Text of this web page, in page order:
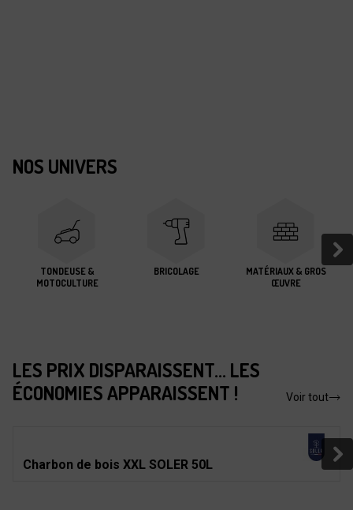
NOS UNIVERS
TONDEUSE &
MOTOCULTURE
BRICOLAGE
MATÉRIAUX & GROS
ŒUVRE
LES PRIX DISPARAISSENT... LES
ÉCONOMIES APPARAISSENT !
Voir tout
Charbon de bois XXL SOLER 50L